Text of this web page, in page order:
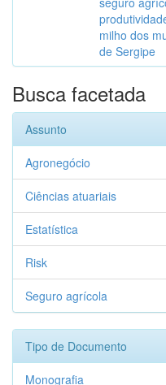
milho dos
de Sergipe
Busca facetada
Assunto
Agronegócio
Ciências atuariais
Estatística
Risk
Seguro agrícola
Tipo de Documento
Monografia